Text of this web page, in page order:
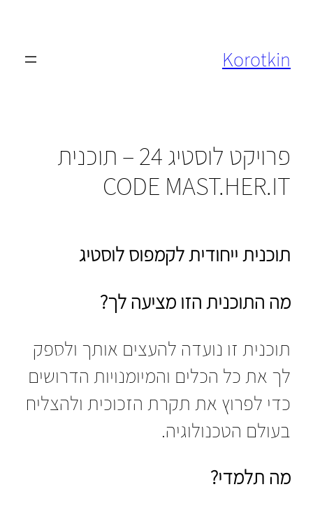
Korotkin
פרויקט לוסטיג 24 – תוכנית
CODE MAST.HER.IT
תוכנית ייחודית לקמפוס לוסטיג
מה התוכנית הזו מציעה לך?
תוכנית זו נועדה להעצים אותך ולספק
לך את כל הכלים והמיומנויות הדרושים
כדי לפרוץ את תקרת הזכוכית ולהצליח
בעולם הטכנולוגיה.
מה תלמדי?